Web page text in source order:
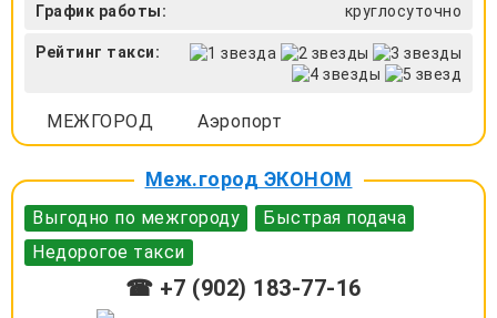
График работы: круглосуточно
Рейтинг такси:
МЕЖГОРОД Аэропорт
Меж.город ЭКОНОМ
Выгодно по межгороду
Быстрая подача
Недорогое такси
☎ +7 (902) 183-77-16